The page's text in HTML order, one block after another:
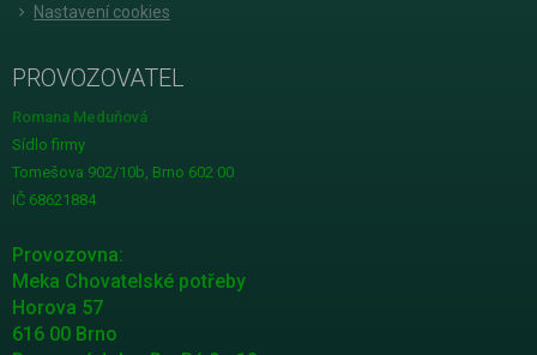
Nastavení cookies
PROVOZOVATEL
Romana Meduňová
Sídlo firmy
Tomešova 902/10b, Brno 602 00
IČ 68621884
Provozovna:
Meka Chovatelské potřeby
Horova 57
616 00 Brno